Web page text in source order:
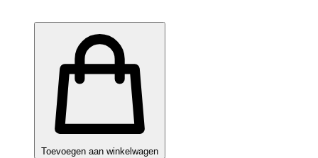
Toevoegen aan winkelwagen